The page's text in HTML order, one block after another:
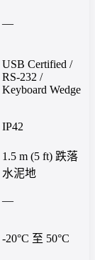
—
USB Certified /
RS-232 /
Keyboard Wedge
IP42
1.5 m (5 ft) 跌落
水泥地
—
-20°C 至 50°C